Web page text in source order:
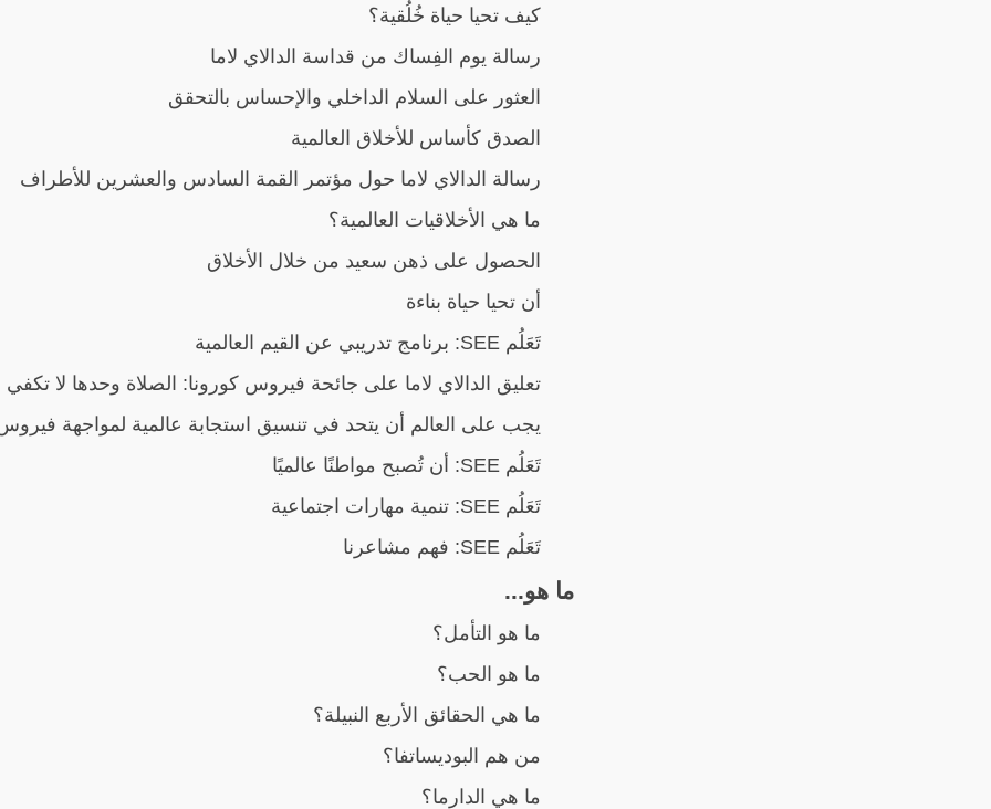
كيف تحيا حياة خُلُقية؟
رسالة يوم الفِساك من قداسة الدالاي لاما
العثور على السلام الداخلي والإحساس بالتحقق
الصدق كأساس للأخلاق العالمية
رسالة الدالاي لاما حول مؤتمر القمة السادس والعشرين للأطراف
ما هي الأخلاقيات العالمية؟
الحصول على ذهن سعيد من خلال الأخلاق
أن تحيا حياة بناءة
تَعَلُم SEE: برنامج تدريبي عن القيم العالمية
تعليق الدالاي لاما على جائحة فيروس كورونا: الصلاة وحدها لا تكفي
يجب على العالم أن يتحد في تنسيق استجابة عالمية لمواجهة فيروس
تَعَلُم SEE: أن تُصبح مواطنًا عالميًا
تَعَلُم SEE: تنمية مهارات اجتماعية
تَعَلُم SEE: فهم مشاعرنا
ما هو...
ما هو التأمل؟
ما هو الحب؟
ما هي الحقائق الأربع النبيلة؟
من هم البوديساتفا؟
ما هي الدارما؟